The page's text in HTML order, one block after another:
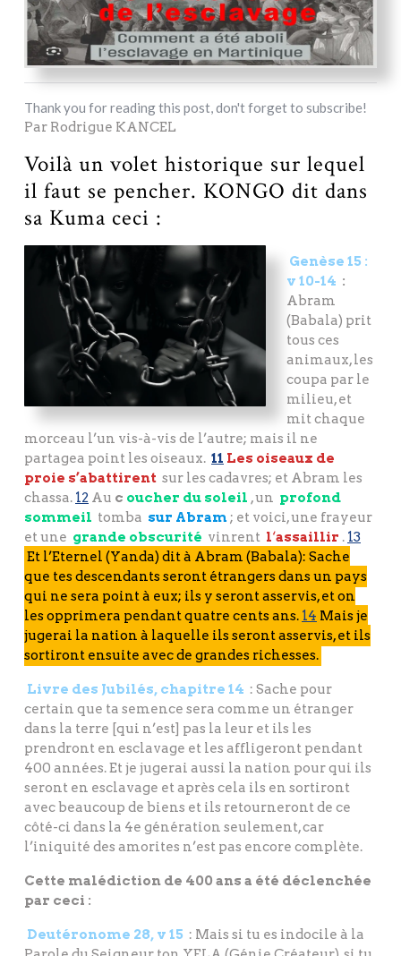
Thank you for reading this post, don't forget to subscribe!
Par Rodrigue KANCEL
Voilà un volet historique sur lequel
il faut se pencher. KONGO dit dans
sa Kuma ceci :
Genèse 15 :
v 10-14 :
Abram
(Babala) prit
tous ces
animaux, les
coupa par le
milieu, et
mit chaque
morceau l’un vis-à-vis de l’autre; mais il ne
partagea point les oiseaux. 11 Les oiseaux de
proie s’abattirent sur les cadavres; et Abram les
chassa. 12 Au c oucher du soleil , un profond
sommeil tomba sur Abram ; et voici, une frayeur
et une grande obscurité vinrent l‘assaillir . 13
Et l’Eternel (Yanda) dit à Abram (Babala): Sache
que tes descendants seront étrangers dans un pays
qui ne sera point à eux; ils y seront asservis, et on
les opprimera pendant quatre cents ans. 14 Mais je
jugerai la nation à laquelle ils seront asservis, et ils
sortiront ensuite avec de grandes richesses.
Livre des Jubilés, chapitre 14 : Sache pour
certain que ta semence sera comme un étranger
dans la terre [qui n’est] pas la leur et ils les
prendront en esclavage et les affligeront pendant
400 années. Et je jugerai aussi la nation pour qui ils
seront en esclavage et après cela ils en sortiront
avec beaucoup de biens et ils retourneront de ce
côté-ci dans la 4e génération seulement, car
l’iniquité des amorites n’est pas encore complète.
Cette malédiction de 400 ans a été déclenchée
par ceci :
Deutéronome 28, v 15 : Mais si tu es indocile à la